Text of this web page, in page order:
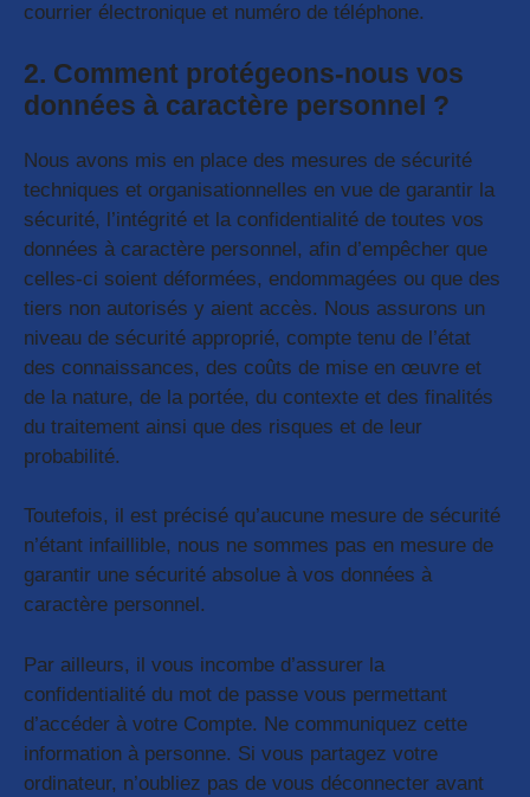
courrier électronique et numéro de téléphone.
2. Comment protégeons-nous vos
données à caractère personnel ?
Nous avons mis en place des mesures de sécurité
techniques et organisationnelles en vue de garantir la
sécurité, l’intégrité et la confidentialité de toutes vos
données à caractère personnel, afin d’empêcher que
celles-ci soient déformées, endommagées ou que des
tiers non autorisés y aient accès. Nous assurons un
niveau de sécurité approprié, compte tenu de l’état
des connaissances, des coûts de mise en œuvre et
de la nature, de la portée, du contexte et des finalités
du traitement ainsi que des risques et de leur
probabilité.
Toutefois, il est précisé qu’aucune mesure de sécurité
n’étant infaillible, nous ne sommes pas en mesure de
garantir une sécurité absolue à vos données à
caractère personnel.
Par ailleurs, il vous incombe d’assurer la
confidentialité du mot de passe vous permettant
d’accéder à votre Compte. Ne communiquez cette
information à personne. Si vous partagez votre
ordinateur, n’oubliez pas de vous déconnecter avant